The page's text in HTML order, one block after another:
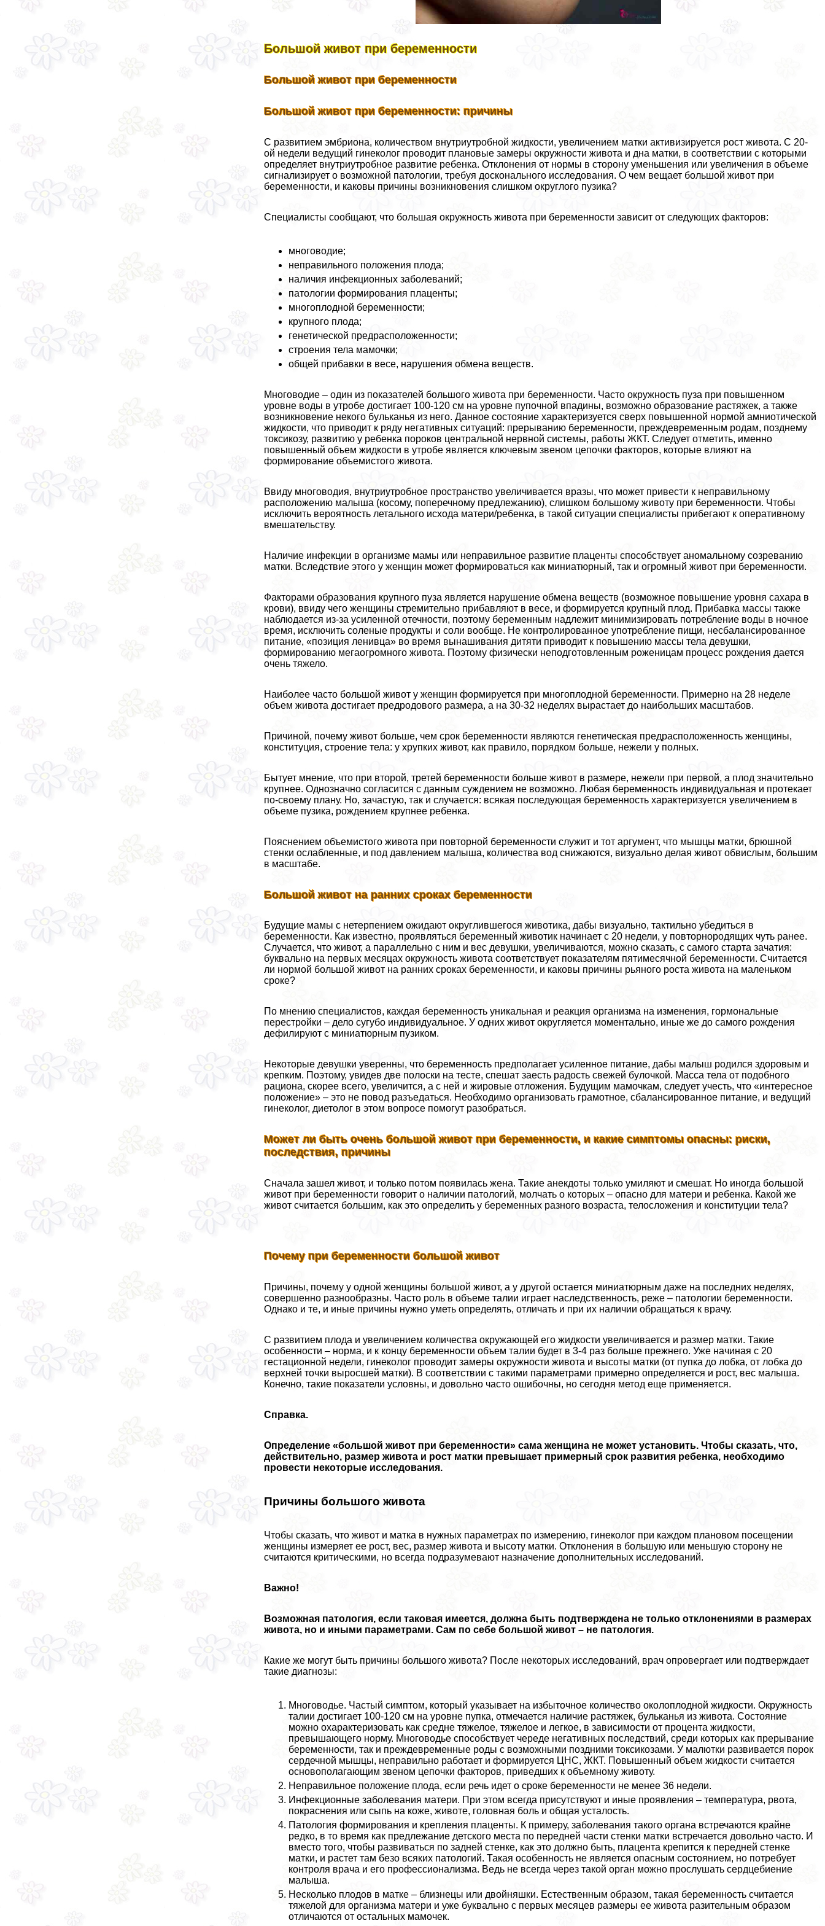
Большой живот при беременности
Большой живот при беременности
Большой живот при беременности: причины
С развитием эмбриона, количеством внутриутробной жидкости, увеличением матки активизируется рост живота. С 20-
ой недели ведущий гинеколог проводит плановые замеры окружности живота и дна матки, в соответствии с которыми
определяет внутриутробное развитие ребенка. Отклонения от нормы в сторону уменьшения или увеличения в объеме
сигнализирует о возможной патологии, требуя досконального исследования. О чем вещает большой живот при
беременности, и каковы причины возникновения слишком округлого пузика?
Специалисты сообщают, что большая окружность живота при беременности зависит от следующих факторов:
многоводие;
неправильного положения плода;
наличия инфекционных заболеваний;
патологии формирования плаценты;
многоплодной беременности;
крупного плода;
генетической предрасположенности;
строения тела мамочки;
общей прибавки в весе, нарушения обмена веществ.
Многоводие – один из показателей большого живота при беременности. Часто окружность пуза при повышенном
уровне воды в утробе достигает 100-120 см на уровне пупочной впадины, возможно образование растяжек, а также
возникновение некого бульканья из него. Данное состояние хаpaктеризуется сверх повышенной нормой амниотической
жидкости, что приводит к ряду негативных ситуаций: прерыванию беременности, преждевременным родам, позднему
токсикозу, развитию у ребенка пороков центральной нервной системы, работы ЖКТ. Следует отметить, именно
повышенный объем жидкости в утробе является ключевым звеном цепочки факторов, которые влияют на
формирование объемистого живота.
Ввиду многоводия, внутриутробное прострaнcтво увеличивается вразы, что может привести к неправильному
расположению малыша (косому, поперечному предлежанию), слишком большому животу при беременности. Чтобы
исключить вероятность летального исхода матери/ребенка, в такой ситуации специалисты прибегают к оперативному
вмешательству.
Наличие инфекции в организме мамы или неправильное развитие плаценты способствует аномальному созреванию
матки. Вследствие этого у женщин может формироваться как миниатюрный, так и огромный живот при беременности.
Факторами образования крупного пуза является нарушение обмена веществ (возможное повышение уровня сахара в
крови), ввиду чего женщины стремительно прибавляют в весе, и формируется крупный плод. Прибавка массы также
наблюдается из-за усиленной отечности, поэтому беременным надлежит минимизировать потрeбление воды в ночное
время, исключить соленые продукты и соли вообще. Не контролированное употрeбление пищи, несбалансированное
питание, «позиция ленивца» во время вынашивания дитяти приводит к повышению массы тела дeвyшки,
формированию мегаогромного живота. Поэтому физически неподготовленным роженицам процесс рождения дается
очень тяжело.
Наиболее часто большой живот у женщин формируется при многоплодной беременности. Примерно на 28 неделе
объем живота достигает предродового размера, а на 30-32 неделях вырастает до наибольших масштабов.
Причиной, почему живот больше, чем срок беременности являются генетическая предрасположенность женщины,
конституция, строение тела: у хрупких живот, как правило, порядком больше, нежели у полных.
Бытует мнение, что при второй, третей беременности больше живот в размере, нежели при первой, а плод значительно
крупнее. Однозначно согласится с данным суждением не возможно. Любая беременность индивидуальная и протекает
по-своему плану. Но, зачастую, так и случается: всякая последующая беременность хаpaктеризуется увеличением в
объеме пузика, рождением крупнее ребенка.
Пояснением объемистого живота при повторной беременности служит и тот аргумент, что мышцы матки, брюшной
стенки ослабленные, и под давлением малыша, количества вод снижаются, визуально делая живот обвислым, большим
в масштабе.
Большой живот на ранних сроках беременности
Будущие мамы с нетерпением ожидают округлившегося животика, дабы визуально, тактильно убедиться в
беременности. Как известно, проявляться беременный животик начинает с 20 недели, у повторнородящих чуть ранее.
Случается, что живот, а параллельно с ним и вес дeвyшки, увеличиваются, можно сказать, с самого старта зачатия:
буквально на первых месяцах окружность живота соответствует показателям пятимecячной беременности. Считается
ли нормой большой живот на ранних сроках беременности, и каковы причины рьяного роста живота на маленьком
сроке?
По мнению специалистов, каждая беременность уникальная и реакция организма на изменения, гормональные
перестройки – дело сугубо индивидуальное. У одних живот округляется моментально, иные же до самого рождения
дефилируют с миниатюрным пузиком.
Некоторые дeвyшки уверенны, что беременность предполагает усиленное питание, дабы малыш родился здоровым и
крепким. Поэтому, увидев две полоски на тесте, спешат заесть радость свежей булочкой. Масса тела от подобного
рациона, скорее всего, увеличится, а с ней и жировые отложения. Будущим мамочкам, следует учесть, что «интересное
положение» – это не повод разъедаться. Необходимо организовать грамотное, сбалансированное питание, и ведущий
гинеколог, диетолог в этом вопросе помогут разобраться.
Может ли быть очень большой живот при беременности, и какие симптомы опасны: риски,
последствия, причины
Сначала зашел живот, и только потом появилась жена. Такие анекдоты только умиляют и смешат. Но иногда большой
живот при беременности говорит о наличии патологий, молчать о которых – опасно для матери и ребенка. Какой же
живот считается большим, как это определить у беременных разного возраста, телосложения и конституции тела?
Почему при беременности большой живот
Причины, почему у одной женщины большой живот, а у другой остается миниатюрным даже на последних неделях,
совершенно разнообразны. Часто роль в объеме талии играет наследственность, реже – патологии беременности.
Однако и те, и иные причины нужно уметь определять, отличать и при их наличии обращаться к врачу.
С развитием плода и увеличением количества окружающей его жидкости увеличивается и размер матки. Такие
особенности – норма, и к концу беременности объем талии будет в 3-4 раз больше прежнего. Уже начиная с 20
гестационной недели, гинеколог проводит замеры окружности живота и высоты матки (от пупка до лобка, от лобка до
верхней точки выросшей матки). В соответствии с такими параметрами примерно определяется и рост, вес малыша.
Конечно, такие показатели условны, и довольно часто ошибочны, но сегодня метод еще применяется.
Справка.
Определение «большой живот при беременности» сама женщина не может установить. Чтобы сказать, что,
действительно, размер живота и рост матки превышает примерный срок развития ребенка, необходимо
провести некоторые исследования.
Причины большого живота
Чтобы сказать, что живот и матка в нужных параметрах по измерению, гинеколог при каждом плановом посещении
женщины измеряет ее рост, вес, размер живота и высоту матки. Отклонения в большую или меньшую сторону не
считаются критическими, но всегда подразумевают назначение дополнительных исследований.
Важно!
Возможная патология, если таковая имеется, должна быть подтверждена не только отклонениями в размерах
живота, но и иными параметрами. Сам по себе большой живот – не патология.
Какие же могут быть причины большого живота? После некоторых исследований, врач опровергает или подтверждает
такие диагнозы:
Многоводье. Частый симптом, который указывает на избыточное количество околоплодной жидкости. Окружность
талии достигает 100-120 см на уровне пупка, отмечается наличие растяжек, бульканья из живота. Состояние
можно охаpaктеризовать как средне тяжелое, тяжелое и легкое, в зависимости от процента жидкости,
превышающего норму. Многоводье способствует череде негативных последствий, среди которых как прерывание
беременности, так и преждевременные роды с возможными поздними токсикозами. У малютки развивается порок
сердечной мышцы, неправильно работает и формируется ЦНС, ЖКТ. Повышенный объем жидкости считается
основополагающим звеном цепочки факторов, приведших к объемному животу.
Неправильное положение плода, если речь идет о сроке беременности не менее 36 недели.
Инфекционные заболевания матери. При этом всегда присутствуют и иные проявления – температура, рвота,
покраснения или сыпь на коже, животе, головная боль и общая усталость.
Патология формирования и крепления плаценты. К примеру, заболевания такого органа встречаются крайне
редко, в то время как предлежание детского места по передней части стенки матки встречается довольно часто. И
вместо того, чтобы развиваться по задней стенке, как это должно быть, плацента крепится к передней стенке
матки, и растет там безо всяких патологий. Такая особенность не является опасным состоянием, но потребует
контроля врача и его профессионализма. Ведь не всегда через такой орган можно прослушать сердцебиение
малыша.
Несколько плодов в матке – близнецы или двойняшки. Естественным образом, такая беременность считается
тяжелой для организма матери и уже буквально с первых месяцев размеры ее живота разительным образом
отличаются от остальных мамочек.